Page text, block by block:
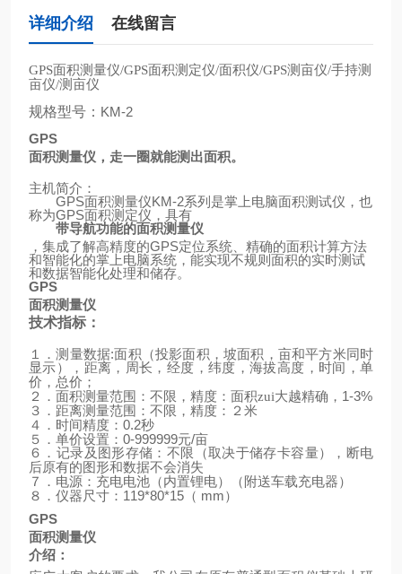
详细介绍 在线留言
GPS面积测量仪/GPS面积测定仪/面积仪/GPS测亩仪/手持测
亩仪/测亩仪
规格型号： KM-2
GPS
面积测量仪，走一圈就能测出面积。
主机简介：
GPS面积测量仪KM-2系列是掌上电脑面积测试仪，也
称为GPS面积测定仪，具有
带导航功能的面积测量仪
，集成了解高精度的GPS定位系统、精确的面积计算方法
和智能化的掌上电脑系统，能实现不规则面积的实时测试
和数据智能化处理和储存。
GPS
面积测量仪
技术指标：
１．测量数据:面积（投影面积，坡面积，亩和平方米同时
显示），距离，周长，经度，纬度，海拔高度，时间，单
价，总价；
２．面积测量范围：不限，精度：面积zui大越精确， 1-3%
３．距离测量范围：不限，精度：２米
４．时间精度： 0.2秒
５．单价设置： 0-999999元/亩
６．记录及图形存储：不限（取决于储存卡容量），断电
后原有的图形和数据不会消失
７．电源：充电电池（内置锂电）
（ 附送车载充电器）
８．仪器尺寸： 119*80*15 （ mm）
GPS
面积测量仪
介绍：